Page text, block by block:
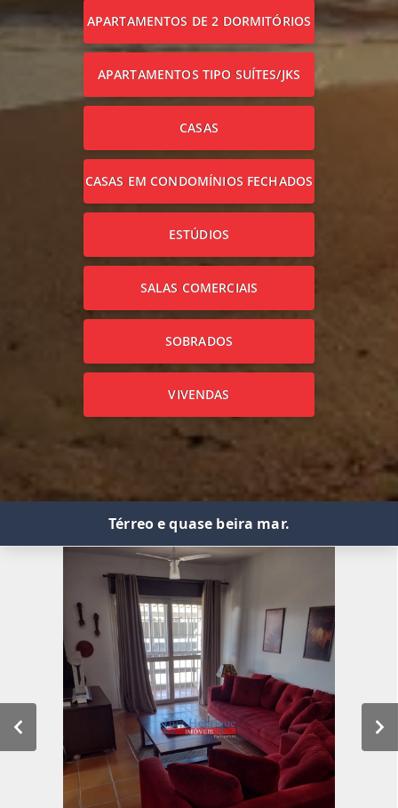
APARTAMENTOS DE 2 DORMITÓRIOS
APARTAMENTOS TIPO SUÍTES/JKS
CASAS
CASAS EM CONDOMÍNIOS FECHADOS
ESTÚDIOS
SALAS COMERCIAIS
SOBRADOS
VIVENDAS
Térreo e quase beira mar.